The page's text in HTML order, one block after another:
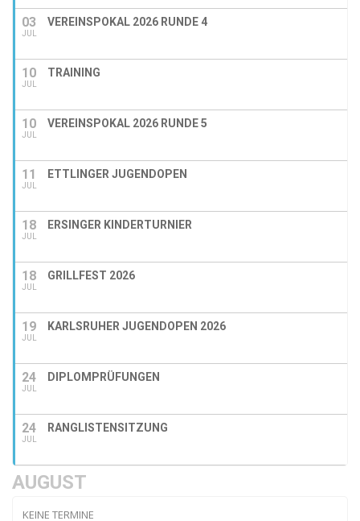
03
JUL
VEREINSPOKAL 2026 RUNDE 4
10
JUL
TRAINING
10
JUL
VEREINSPOKAL 2026 RUNDE 5
11
JUL
ETTLINGER JUGENDOPEN
18
JUL
ERSINGER KINDERTURNIER
18
JUL
GRILLFEST 2026
19
JUL
KARLSRUHER JUGENDOPEN 2026
24
JUL
DIPLOMPRÜFUNGEN
24
JUL
RANGLISTENSITZUNG
AUGUST
KEINE TERMINE